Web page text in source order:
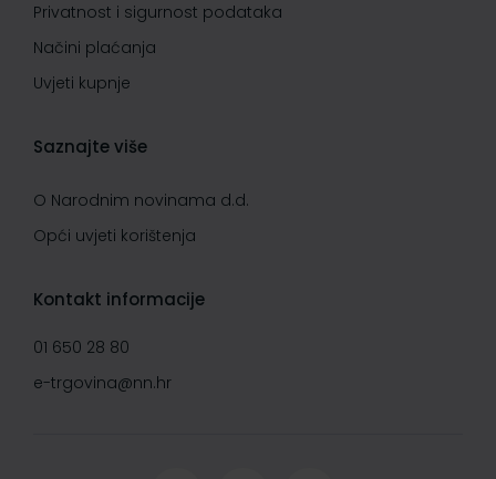
Privatnost i sigurnost podataka
Načini plaćanja
Uvjeti kupnje
Saznajte više
O Narodnim novinama d.d.
Opći uvjeti korištenja
Kontakt informacije
01 650 28 80
e-trgovina@nn.hr